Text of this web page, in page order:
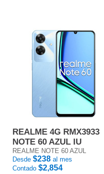
REALME 4G RMX3933
NOTE 60 AZUL IU
REALME NOTE 60 AZUL
Desde $238 al mes
Contado $2,854